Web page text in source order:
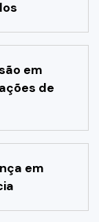
em
de
em